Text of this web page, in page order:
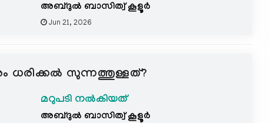
അബ്ദുല്‍ ബാസിത്വ് കൂളൂര്‍
Jun 21, 2026
ധരിക്കൽ സുന്നത്തുള്ളത്?
മറുപടി നൽകിയത്
അബ്ദുല്‍ ബാസിത്വ് കൂളൂര്‍